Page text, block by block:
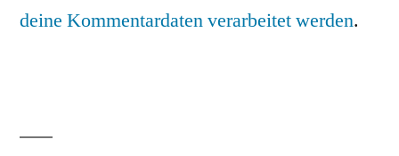
deine Kommentardaten verarbeitet werden.